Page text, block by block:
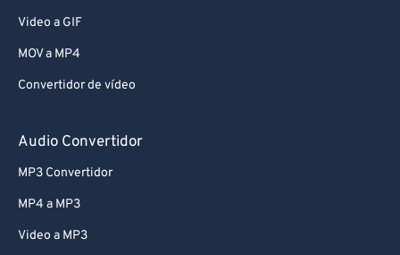
Video a GIF
MOV a MP4
Convertidor de vídeo
Audio Convertidor
MP3 Convertidor
MP4 a MP3
Video a MP3